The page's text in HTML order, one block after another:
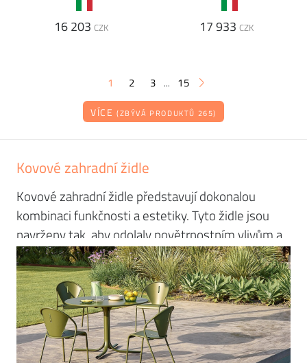
16 203 CZK 17 933 CZK
1 2 3 ... 15
VÍCE (ZBÝVÁ PRODUKTŮ 265)
Kovové zahradní židle
Kovové zahradní židle představují dokonalou
kombinaci funkčnosti a estetiky. Tyto židle jsou
navrženy tak, aby odolaly povětrnostním vlivům a
zároveň poskytovaly pohodlí a stylový vzhled,
který obohatí každou venkovní plochu. Ať už
hledáte jednoduchý doplněk pro posezení na
terase nebo elegantní řešení pro zahradní
stolování, kovové židle jsou skvělou volbou.